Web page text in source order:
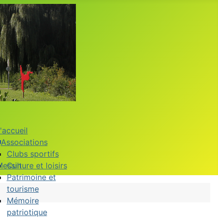
Associations
Clubs sportifs
Culture et loisirs
Patrimoine et
tourisme
Mémoire
patriotique